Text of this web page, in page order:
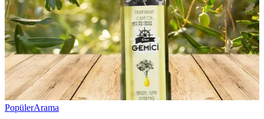
PopülerArama